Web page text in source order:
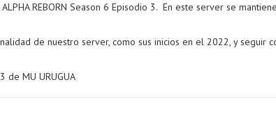
REBORN Season 6 Episodio 3. En este server se
de nuestro server, como sus inicios en el 2022, y seguir
de MU URUGUA